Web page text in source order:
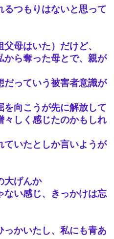
つもりはないと思って
母はいた）だけど、
から奪った母とで、親が
だっていう被害者意識が
向こうが先に解放して
々しく感じたのかもしれ
ていたとしか言いようが
大げんか
ない感じ、きっかけは忘
かいたし、私にも青あ